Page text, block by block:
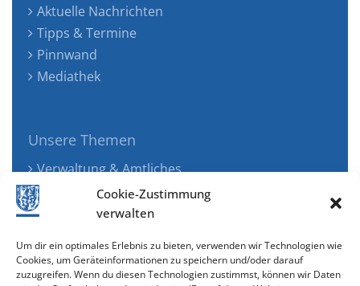
Cookie-Zustimmung
verwalten
Um dir ein optimales Erlebnis zu bieten, verwenden wir Technologien wie
Cookies, um Geräteinformationen zu speichern und/oder darauf
zuzugreifen. Wenn du diesen Technologien zustimmst, können wir Daten
Aktuelle Nachrichten
Tipps & Termine
Pinnwand
Mediathek
Unsere Themen
Verwaltung & Amtliches
Jugend, Familie & Gesundheit
Tourismus, Freizeit & Ökologie
Wirtschaft & Verkehr
Senioren & Inklusion